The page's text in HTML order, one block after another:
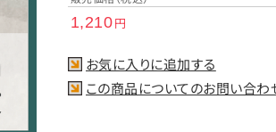
1,210円
お気に入りに追加する
この商品についてのお問い合わ